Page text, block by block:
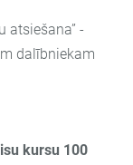
atsiešana” -
dalībniekam
kursu 100